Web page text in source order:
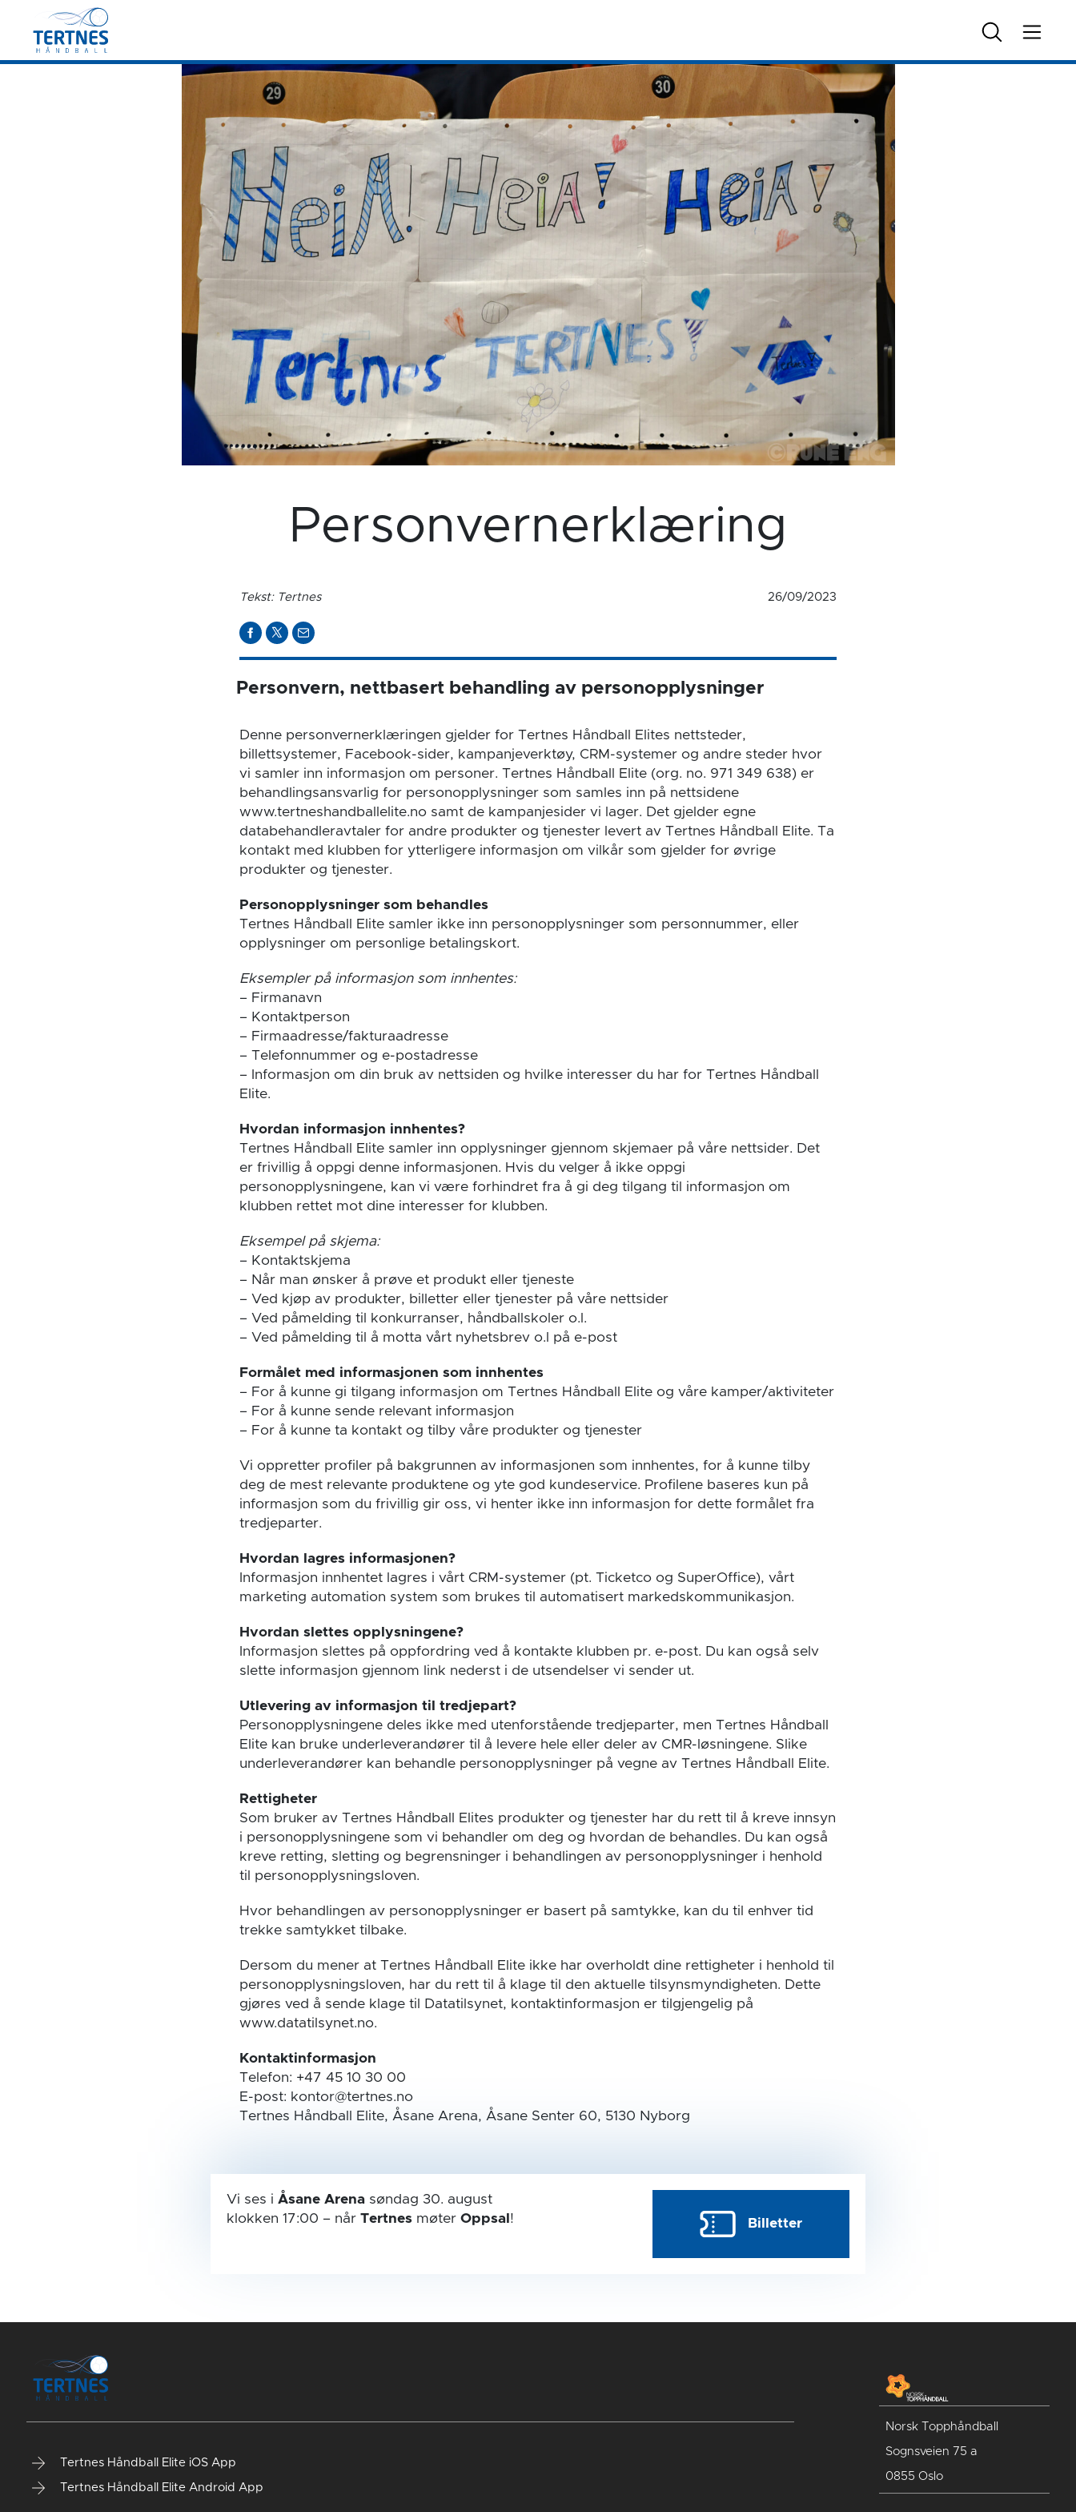
Personvernerklæring
Tekst: Tertnes 26/09/2023
Personvern, nettbasert behandling av personopplysninger
Denne personvernerklæringen gjelder for Tertnes Håndball Elites nettsteder,
billettsystemer, Facebook-sider, kampanjeverktøy, CRM-systemer og andre steder hvor
vi samler inn informasjon om personer. Tertnes Håndball Elite (org. no. 971 349 638) er
behandlingsansvarlig for personopplysninger som samles inn på nettsidene
www.tertneshandballelite.no samt de kampanjesider vi lager. Det gjelder egne
databehandleravtaler for andre produkter og tjenester levert av Tertnes Håndball Elite. Ta
kontakt med klubben for ytterligere informasjon om vilkår som gjelder for øvrige
produkter og tjenester.
Personopplysninger som behandles
Tertnes Håndball Elite samler ikke inn personopplysninger som personnummer, eller
opplysninger om personlige betalingskort.
Eksempler på informasjon som innhentes:
– Firmanavn
– Kontaktperson
– Firmaadresse/fakturaadresse
– Telefonnummer og e-postadresse
– Informasjon om din bruk av nettsiden og hvilke interesser du har for Tertnes Håndball
Elite.
Hvordan informasjon innhentes?
Tertnes Håndball Elite samler inn opplysninger gjennom skjemaer på våre nettsider. Det
er frivillig å oppgi denne informasjonen. Hvis du velger å ikke oppgi
personopplysningene, kan vi være forhindret fra å gi deg tilgang til informasjon om
klubben rettet mot dine interesser for klubben.
Eksempel på skjema:
– Kontaktskjema
– Når man ønsker å prøve et produkt eller tjeneste
– Ved kjøp av produkter, billetter eller tjenester på våre nettsider
– Ved påmelding til konkurranser, håndballskoler o.l.
– Ved påmelding til å motta vårt nyhetsbrev o.l på e-post
Formålet med informasjonen som innhentes
– For å kunne gi tilgang informasjon om Tertnes Håndball Elite og våre kamper/aktiviteter
– For å kunne sende relevant informasjon
– For å kunne ta kontakt og tilby våre produkter og tjenester
Vi oppretter profiler på bakgrunnen av informasjonen som innhentes, for å kunne tilby
deg de mest relevante produktene og yte god kundeservice. Profilene baseres kun på
informasjon som du frivillig gir oss, vi henter ikke inn informasjon for dette formålet fra
tredjeparter.
Hvordan lagres informasjonen?
Informasjon innhentet lagres i vårt CRM-systemer (pt. Ticketco og SuperOffice), vårt
marketing automation system som brukes til automatisert markedskommunikasjon.
Hvordan slettes opplysningene?
Informasjon slettes på oppfordring ved å kontakte klubben pr. e-post. Du kan også selv
slette informasjon gjennom link nederst i de utsendelser vi sender ut.
Utlevering av informasjon til tredjepart?
Personopplysningene deles ikke med utenforstående tredjeparter, men Tertnes Håndball
Elite kan bruke underleverandører til å levere hele eller deler av CMR-løsningene. Slike
underleverandører kan behandle personopplysninger på vegne av Tertnes Håndball Elite.
Rettigheter
Som bruker av Tertnes Håndball Elites produkter og tjenester har du rett til å kreve innsyn
i personopplysningene som vi behandler om deg og hvordan de behandles. Du kan også
kreve retting, sletting og begrensninger i behandlingen av personopplysninger i henhold
til personopplysningsloven.
Hvor behandlingen av personopplysninger er basert på samtykke, kan du til enhver tid
trekke samtykket tilbake.
Dersom du mener at Tertnes Håndball Elite ikke har overholdt dine rettigheter i henhold til
personopplysningsloven, har du rett til å klage til den aktuelle tilsynsmyndigheten. Dette
gjøres ved å sende klage til Datatilsynet, kontaktinformasjon er tilgjengelig på
www.datatilsynet.no.
Kontaktinformasjon
Telefon: +47 45 10 30 00
E-post: kontor@tertnes.no
Tertnes Håndball Elite, Åsane Arena, Åsane Senter 60, 5130 Nyborg
Vi ses i Åsane Arenasøndag 30. august
klokken 17:00 – når Tertnes møter Oppsal ! Billetter
Tertnes Håndball Elite iOS App
Tertnes Håndball Elite Android App
Norsk Topphåndball
Sognsveien 75 a
0855 Oslo